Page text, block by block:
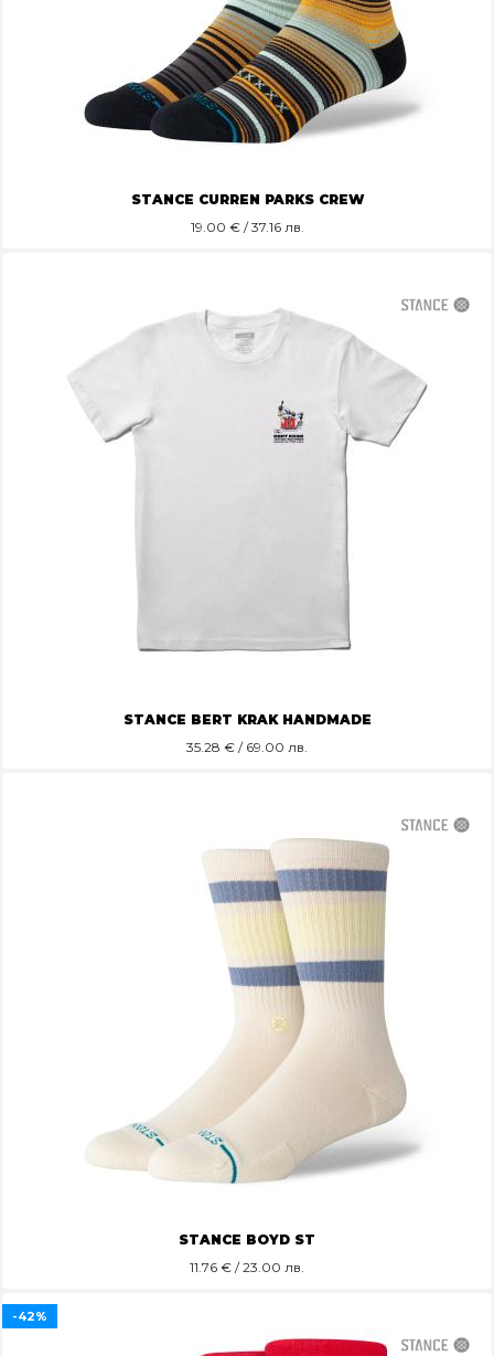
STANCE CURREN PARKS CREW
19.00 € / 37.16 лв.
STANCE BERT KRAK HANDMADE
35.28 € / 69.00 лв.
STANCE BOYD ST
11.76 € / 23.00 лв.
-42%